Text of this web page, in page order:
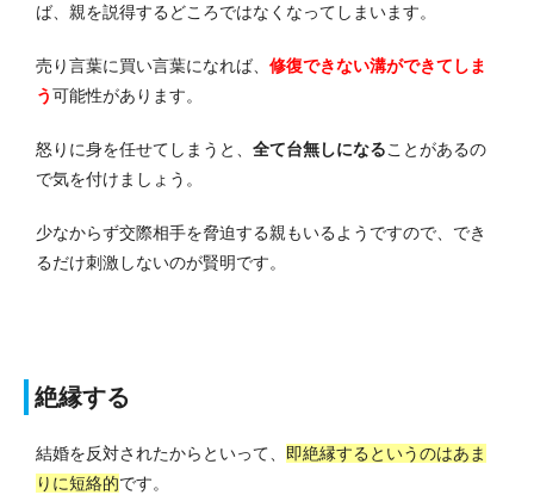
ば、親を説得するどころではなくなってしまいます。
売り言葉に買い言葉になれば、 修復できない溝ができてしま
う可能性があります。
怒りに身を任せてしまうと、 全て台無しになることがあるの
で気を付けましょう。
少なからず交際相手を脅迫する親もいるようですので、でき
るだけ刺激しないのが賢明です。
絶縁する
結婚を反対されたからといって、
即絶縁するというのはあま
りに短絡的です。